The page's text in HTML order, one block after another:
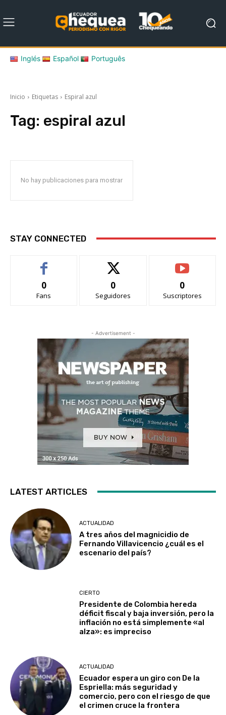
Inglés Español Português
Inicio Etiquetas Espiral azul
Tag: espiral azul
No hay publicaciones para mostrar
STAY CONNECTED
0
Fans
0
Seguidores
0
Suscriptores
- Advertisement -
LATEST ARTICLES
ACTUALIDAD
A tres años del magnicidio de
Fernando Villavicencio ¿cuál es el
escenario del país?
CIERTO
Presidente de Colombia hereda
déficit fiscal y baja inversión, pero la
inflación no está simplemente «al
alza»: es impreciso
ACTUALIDAD
Ecuador espera un giro con De la
Espriella: más seguridad y
comercio, pero con el riesgo de que
el crimen cruce la frontera